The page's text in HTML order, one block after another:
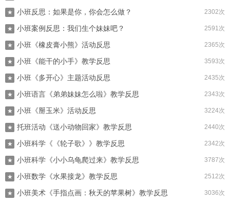
2302次
★ 小班反思：如果是你，你会怎么做？
2591次
★ 小班案例反思：我们生个妹妹吧？
2365次
★ 小班《橡皮膏小熊》活动反思
3593次
★ 小班《能干的小手》教学反思
2435次
★ 小班《多开心》主题活动反思
2343次
★ 小班语言《弟弟妹妹怎么啦》教学反思
3224次
★ 小班《掰玉米》活动反思
2440次
★ 托班活动《送小动物回家》教学反思
2342次
★ 小班科学《《轮子歌》》教学反思
3787次
★ 小班科学《小小乌龟爬过来》教学反思
2512次
★ 小班数学《水果接龙》教学反思
3036次
★ 小班美术《手指点画：秋天的苹果树》教学反思